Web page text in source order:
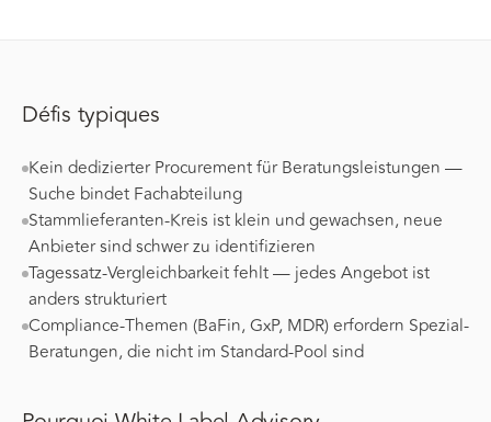
Défis typiques
Kein dedizierter Procurement für Beratungsleistungen —
Suche bindet Fachabteilung
Stammlieferanten-Kreis ist klein und gewachsen, neue
Anbieter sind schwer zu identifizieren
Tagessatz-Vergleichbarkeit fehlt — jedes Angebot ist
anders strukturiert
Compliance-Themen (BaFin, GxP, MDR) erfordern Spezial-
Beratungen, die nicht im Standard-Pool sind